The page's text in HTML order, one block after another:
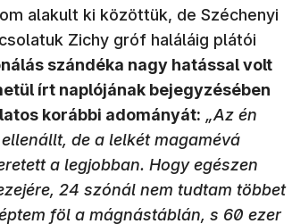
alakult ki közöttük, de Széchenyi
Zichy gróf haláláig plátói
szándéka nagy hatással volt
írt naplójának bejegyzésében
korábbi adományát: „Az én
de a lelkét magamévá
a legjobban. Hogy egészen
24 szónál nem tudtam többet
föl a mágnástáblán, s 60 ezer